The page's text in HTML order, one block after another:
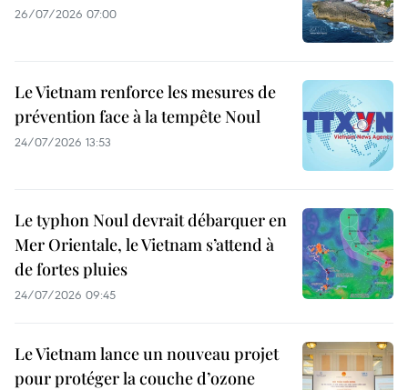
26/07/2026 07:00
Le Vietnam renforce les mesures de
prévention face à la tempête Noul
24/07/2026 13:53
Le typhon Noul devrait débarquer en
Mer Orientale, le Vietnam s’attend à
de fortes pluies
24/07/2026 09:45
Le Vietnam lance un nouveau projet
pour protéger la couche d’ozone